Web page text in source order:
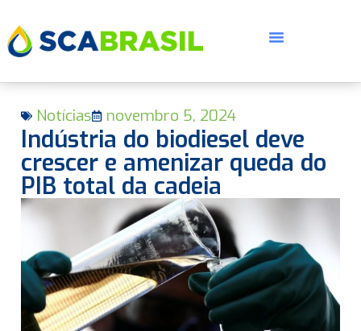
Notícias novembro 5, 2024
Indústria do biodiesel deve
crescer e amenizar queda do
PIB total da cadeia